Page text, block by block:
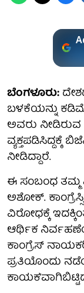
ಬೆಂಗಳೂರು:
ಬಳಕೆಯನ್ನು
ಅವರು ನೀಡಿರುವ
ನೀಡಿದ್ದಾರೆ.
ಈ ಸಂಬಂಧ ತಮ್ಮ
ಅಶೋಕ್.
ವಿರೋಧಕ್ಕೆ
ಆರ್ಥಿಕ
ಕಾಂಗ್ರೆಸ್
ಪ್ರತಿಯೊಂದು